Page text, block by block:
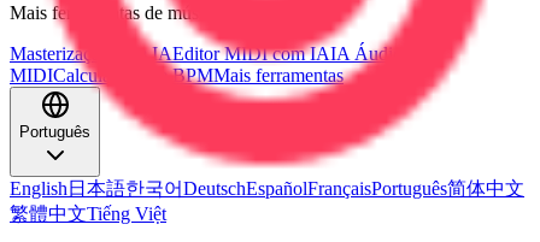
Mais ferramentas de música
Masterização com IAEditor MIDI com IAIA Áudio para
MIDICalculadora de BPMMais ferramentas
Português
English 日本語한국어DeutschEspañolFrançaisPortuguês简体中文
繁體中文Tiếng Việt